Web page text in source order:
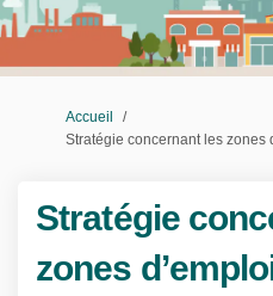
Vous êtes ici:
Accueil
Stratégie concernant les zones
Stratégie
zones